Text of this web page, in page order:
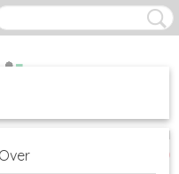
(0)
Over